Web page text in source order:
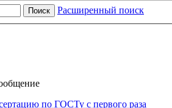
Поиск
Расширенный поиск
по ГОСТу с первого раза